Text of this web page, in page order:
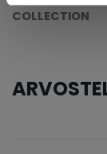
COLLECTION